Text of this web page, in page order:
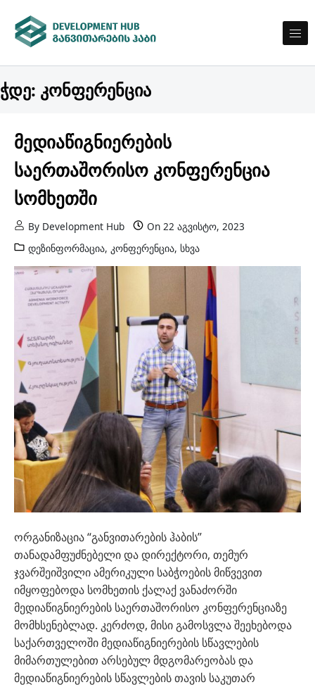
Skip to content
ᲒᲐᲜᲕᲘᲗᲐᲠᲔᲑᲘᲡ ᲰᲐᲑᲘ
ჭდე: კონფერენცია
მედიაწიგნიერების
საერთაშორისო კონფერენცია
სომხეთში
By Development Hub On 22 აგვისტო, 2023
დეზინფორმაცია, კონფერენცია, სხვა
ორგანიზაცია “განვითარების ჰაბის”
თანადამფუძნებელი და დირექტორი, თემურ
ჯვარშეიშვილი ამერიკული საბჭოების მიწვევით
იმყოფებოდა სომხეთის ქალაქ ვანაძორში
მედიაწიგნიერების საერთაშორისო კონფერენციაზე
მომხსენებლად. კერძოდ, მისი გამოსვლა შეეხებოდა
საქართველოში მედიაწიგნიერების სწავლების
მიმართულებით არსებულ მდგომარეობას და
მედიაწიგნიერების სწავლების თავის საკუთარ